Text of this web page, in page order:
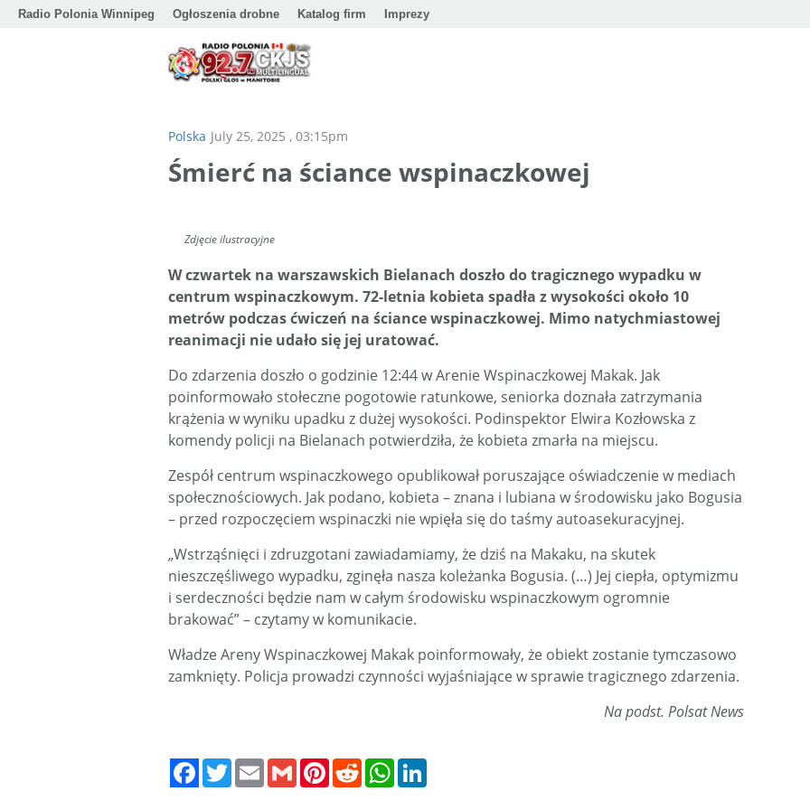
Radio Polonia Winnipeg Ogłoszenia drobne Katalog firm Imprezy
Polska July 25, 2025 , 03:15pm
Śmierć na ściance wspinaczkowej
Zdjęcie ilustracyjne
W czwartek na warszawskich Bielanach doszło do tragicznego wypadku w
centrum wspinaczkowym. 72-letnia kobieta spadła z wysokości około 10
metrów podczas ćwiczeń na ściance wspinaczkowej. Mimo natychmiastowej
reanimacji nie udało się jej uratować.
Do zdarzenia doszło o godzinie 12:44 w Arenie Wspinaczkowej Makak. Jak
poinformowało stołeczne pogotowie ratunkowe, seniorka doznała zatrzymania
krążenia w wyniku upadku z dużej wysokości. Podinspektor Elwira Kozłowska z
komendy policji na Bielanach potwierdziła, że kobieta zmarła na miejscu.
Zespół centrum wspinaczkowego opublikował poruszające oświadczenie w mediach
społecznościowych. Jak podano, kobieta – znana i lubiana w środowisku jako Bogusia
– przed rozpoczęciem wspinaczki nie wpięła się do taśmy autoasekuracyjnej.
„Wstrząśnięci i zdruzgotani zawiadamiamy, że dziś na Makaku, na skutek
nieszczęśliwego wypadku, zginęła nasza koleżanka Bogusia. (…) Jej ciepła, optymizmu
i serdeczności będzie nam w całym środowisku wspinaczkowym ogromnie
brakować” – czytamy w komunikacie.
Władze Areny Wspinaczkowej Makak poinformowały, że obiekt zostanie tymczasowo
zamknięty. Policja prowadzi czynności wyjaśniające w sprawie tragicznego zdarzenia.
Na podst. Polsat News
TwitterEmail Gmail PinterestRedditWhatsApp